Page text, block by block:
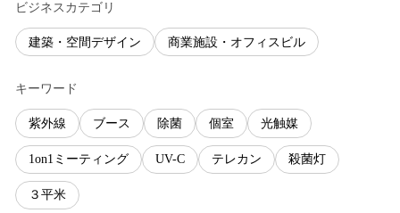
ビジネスカテゴリ
建築・空間デザイン 商業施設・オフィスビル
キーワード
紫外線 ブース 除菌 個室 光触媒
1on1ミーティング UV-C テレカン 殺菌灯
３平米